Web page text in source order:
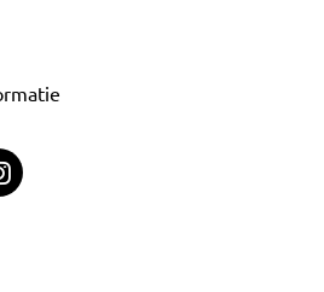
TwitterFacebook
Gouda LinkedIn